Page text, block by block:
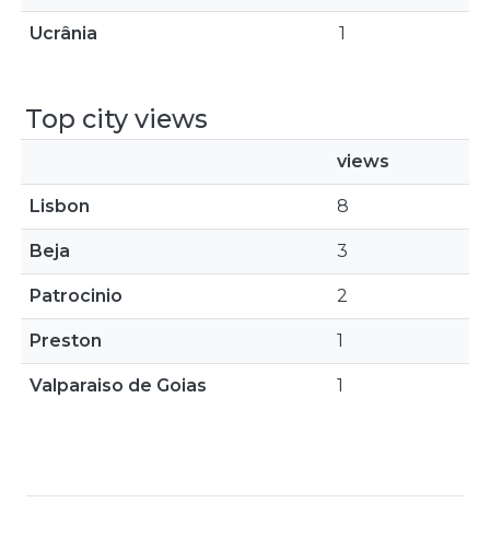
Ucrânia 1
Top city views
views
Lisbon 8
Beja 3
Patrocinio 2
Preston 1
Valparaiso de Goias 1